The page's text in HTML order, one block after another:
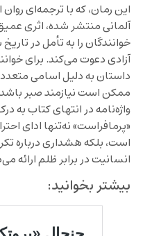
این رمان، که با ترجمه‌ای
آلمانی منتشر شده، اثری
خوانندگان را به تأمل در
آزادی دعوت می‌کند. برای
داستان به دلیل اسامی
ممکن است نیازمند صبر
واژه‌نامه در انتهای کتاب به
«پرمافراست» نه‌تنها ادای
است، بلکه هشداری درباره
انسانیت در برابر ظلم ارائه
بیشتر بخوانید: